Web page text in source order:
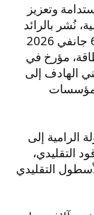
وتعزيز
نُشر بالرائد
الرسمي للجمهورية التونسية بتاريخ الثلاثاء 6 جانفي 2026
مؤرخ في
الوطني الهادف إلى
الرامية إلى
التقليدي،
التقليدي